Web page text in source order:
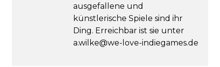
ausgefallene und
künstlerische Spiele sind ihr
Ding. Erreichbar ist sie unter
a.wilke@we-love-indiegames.de